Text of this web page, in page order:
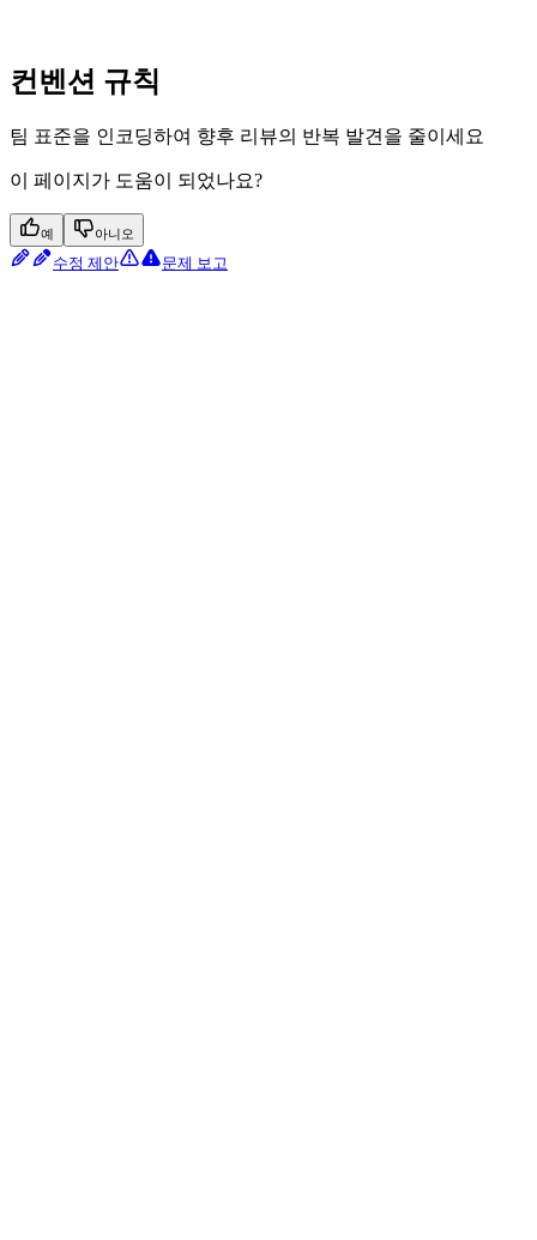
컨벤션 규칙
팀 표준을 인코딩하여 향후 리뷰의 반복 발견을 줄이세요
이 페이지가 도움이 되었나요?
예 아니오
수정 제안 문제 보고